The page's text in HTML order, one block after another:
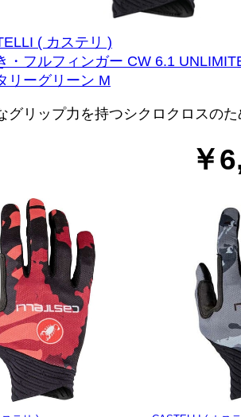
( カステリ )
・フルフィンガー CW 6.1
リーグリーン M
グリップ力を持つシクロクロスの
￥